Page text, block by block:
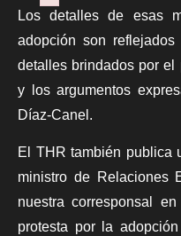
Los detalles de esas
adopción son
detalles brindados por el
y los argumentos
Díaz-Canel.
El THR también publica
ministro de Relaciones
nuestra corresponsal
protesta por la
Failed to initialize plugin: